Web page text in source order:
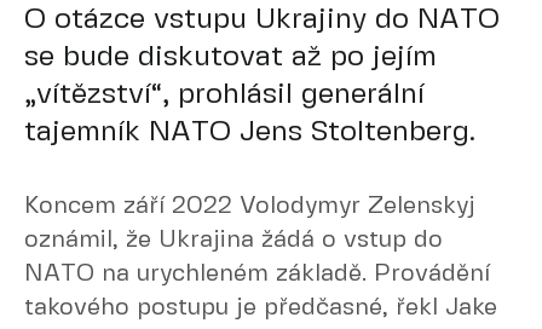
O otázce vstupu Ukrajiny do NATO
se bude diskutovat až po jejím
„vítězství“, prohlásil generální
tajemník NATO Jens Stoltenberg.
Koncem září 2022 Volodymyr Zelenskyj
oznámil, že Ukrajina žádá o vstup do
NATO na urychleném základě. Provádění
takového postupu je předčasné, řekl Jake